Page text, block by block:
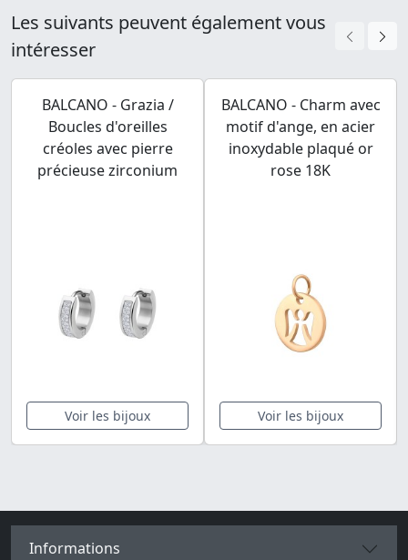
Les suivants peuvent également vous
intéresser
BALCANO - Grazia /
Boucles d'oreilles
créoles avec pierre
précieuse zirconium
Voir les bijoux
BALCANO - Charm avec
motif d'ange, en acier
inoxydable plaqué or
rose 18K
Voir les bijoux
Informations